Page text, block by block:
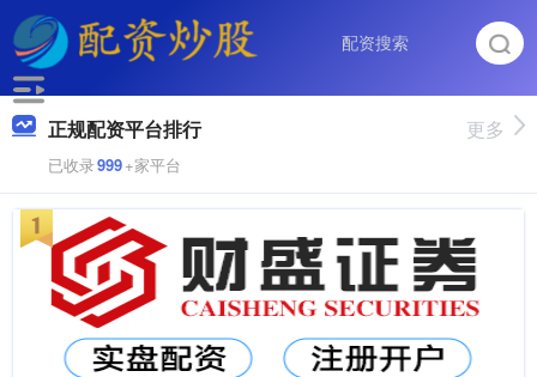
正规配资平台排行
已收录999+家平台
更多